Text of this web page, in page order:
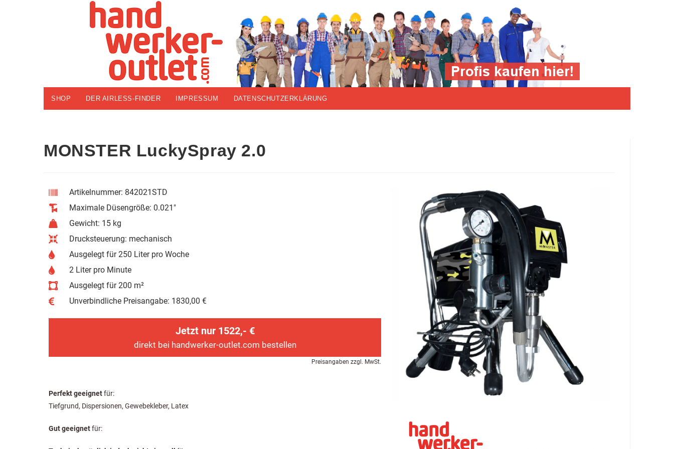
SHOP DER AIRLESS-FINDER IMPRESSUM DATENSCHUTZERKLÄRUNG
MONSTER LuckySpray 2.0
Artikelnummer: 842021STD
Maximale Düsengröße: 0.021"
Gewicht: 15 kg
Drucksteuerung: mechanisch
Ausgelegt für 250 Liter pro Woche
2 Liter pro Minute
Ausgelegt für 200 m²
Unverbindliche Preisangabe: 1830,00 €
Jetzt nur 1522,- €
direkt bei handwerker-outlet.com bestellen
Preisangaben zzgl. MwSt.
Perfekt geeignetfür:
Tiefgrund, Dispersionen, Gewebekleber, Latex
Gut geeignetfür: